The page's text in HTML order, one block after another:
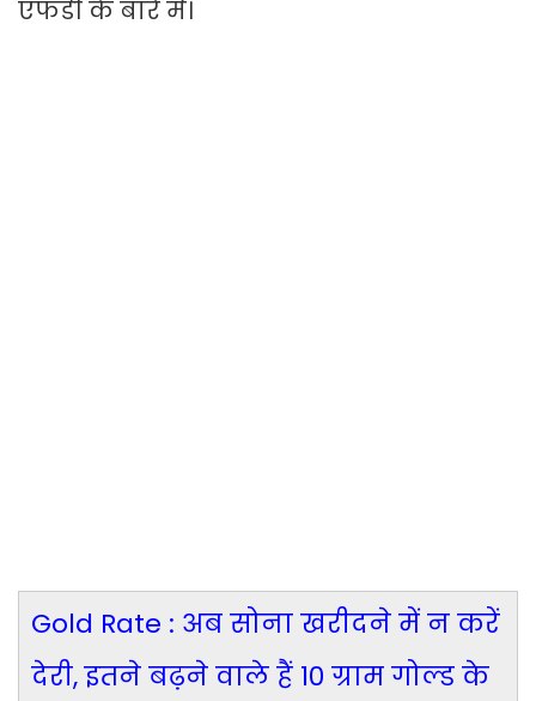
एफडी के बारे में।
Gold Rate : अब सोना खरीदने में न करें
देरी, इतने बढ़ने वाले हैं 10 ग्राम गोल्ड के